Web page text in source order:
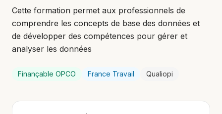
Cette formation permet aux professionnels de
comprendre les concepts de base des données et
de développer des compétences pour gérer et
analyser les données
Finançable OPCO France Travail Qualiopi